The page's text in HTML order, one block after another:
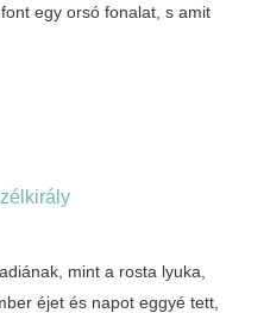
egy orsó fonalat, s amit
mint a rosta lyuka,
éjet és napot eggyé tett,